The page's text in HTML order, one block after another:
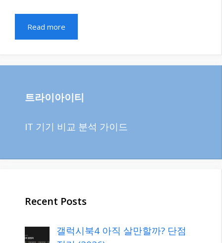
Read more
트라이아이티
IT 기기 비교 분석 가이드
Recent Posts
갤럭시북4 아직 살만할까? 단점